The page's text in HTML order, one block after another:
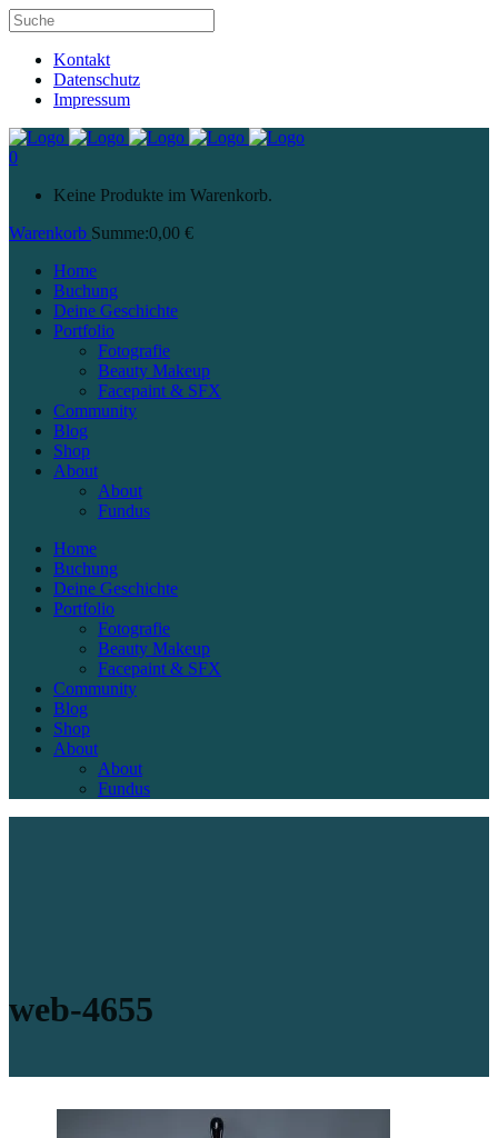
Kontakt
Datenschutz
Impressum
0
Keine Produkte im Warenkorb.
Warenkorb Summe:0,00 €
Home
Buchung
Deine Geschichte
Portfolio
Fotografie
Beauty Makeup
Facepaint & SFX
Community
Blog
Shop
About
About
Fundus
Home
Buchung
Deine Geschichte
Portfolio
Fotografie
Beauty Makeup
Facepaint & SFX
Community
Blog
Shop
About
About
Fundus
web-4655